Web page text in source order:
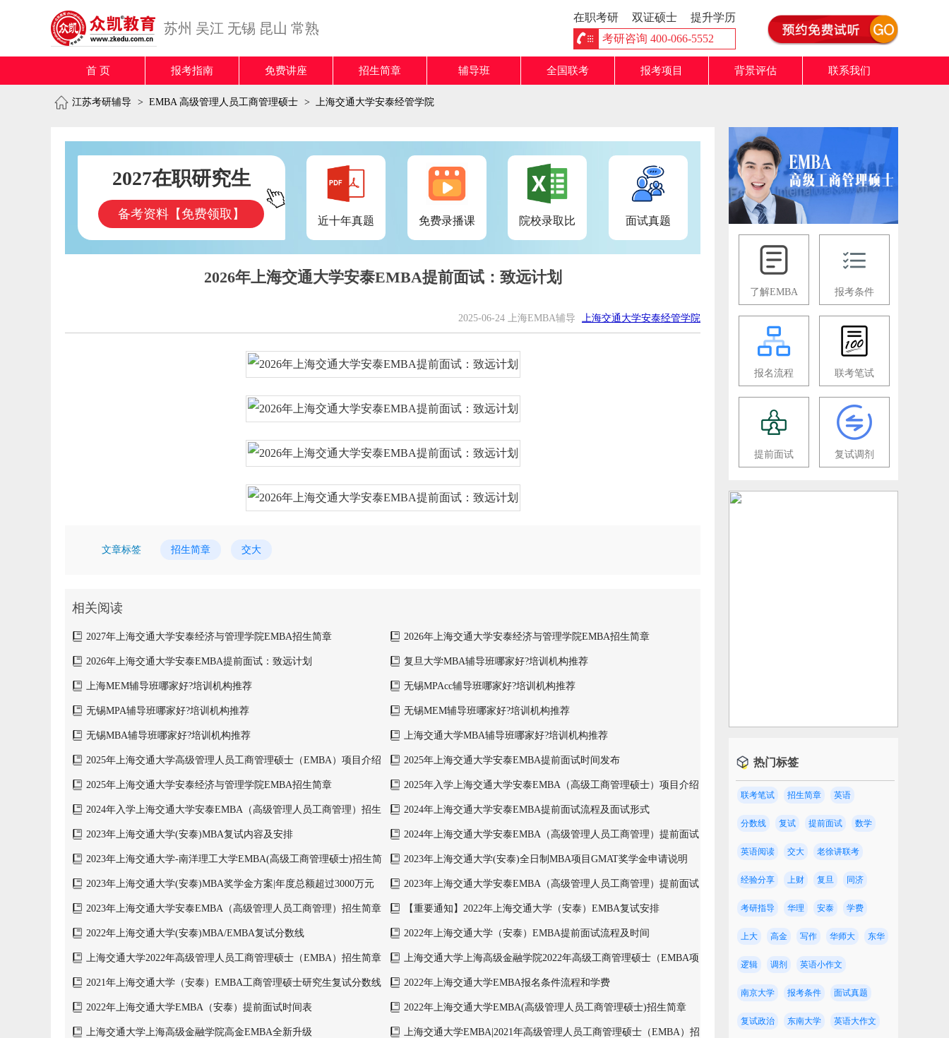
苏州 吴江 无锡 昆山 常熟
在职考研 双证硕士
提升学历
考研咨询 400-066-5552
首 页 报考指南 免费讲座 招生简章 辅导班 全国联考 报考项目 背景评估 联系我们
江苏考研辅导 > EMBA 高级管理人员工商管理硕士 > 上海交通大学安泰经管学院
2027在职研究生
备考资料【免费领取】 近十年真题 免费录播课 院校录取比 面试真题
2026年上海交通大学安泰EMBA提前面试：致远计划
2025-06-24 上海EMBA辅导 上海交通大学安泰经管学院
文章标签 招生简章 交大
相关阅读
2027年上海交通大学安泰经济与管理学院EMBA招生简章 2026年上海交通大学安泰经济与管理学院EMBA招生简章
2026年上海交通大学安泰EMBA提前面试：致远计划 复旦大学MBA辅导班哪家好?培训机构推荐
上海MEM辅导班哪家好?培训机构推荐 无锡MPAcc辅导班哪家好?培训机构推荐
无锡MPA辅导班哪家好?培训机构推荐 无锡MEM辅导班哪家好?培训机构推荐
无锡MBA辅导班哪家好?培训机构推荐 上海交通大学MBA辅导班哪家好?培训机构推荐
2025年上海交通大学高级管理人员工商管理硕士（EMBA）项目介绍 2025年上海交通大学安泰EMBA提前面试时间发布
2025年上海交通大学安泰经济与管理学院EMBA招生简章 2025年入学上海交通大学安泰EMBA（高级工商管理硕士）项目介绍
2024年入学上海交通大学安泰EMBA（高级管理人员工商管理）招生
2024年上海交通大学安泰EMBA提前面试流程及面试形式
2023年上海交通大学(安泰)MBA复试内容及安排
2024年上海交通大学安泰EMBA（高级管理人员工商管理）提前面试
2023年上海交通大学-南洋理工大学EMBA(高级工商管理硕士)招生简
2023年上海交通大学(安泰)全日制MBA项目GMAT奖学金申请说明
2023年上海交通大学(安泰)MBA奖学金方案|年度总额超过3000万元
2023年上海交通大学安泰EMBA（高级管理人员工商管理）提前面试
时间及形式
2023年上海交通大学安泰EMBA（高级管理人员工商管理）招生简章 【重要通知】2022年上海交通大学（安泰）EMBA复试安排
2022年上海交通大学(安泰)MBA/EMBA复试分数线 2022年上海交通大学（安泰）EMBA提前面试流程及时间
上海交通大学2022年高级管理人员工商管理硕士（EMBA）招生简章
上海交通大学上海高级金融学院2022年高级工商管理硕士（EMBA项
目）招生简章
2021年上海交通大学（安泰）EMBA工商管理硕士研究生复试分数线 2022年上海交通大学EMBA报名条件流程和学费
2022年上海交通大学EMBA（安泰）提前面试时间表 2022年上海交通大学EMBA(高级管理人员工商管理硕士)招生简章
上海交通大学上海高级金融学院高金EMBA全新升级
上海交通大学EMBA|2021年高级管理人员工商管理硕士（EMBA）招
了解EMBA 报考条件
报名流程 联考笔试
提前面试 复试调剂
热门标签
联考笔试 招生简章 英语
分数线 复试 提前面试 数学
英语阅读 交大 老徐讲联考
经验分享 上财 复旦 同济
考研指导 华理 安泰 学费
上大 高金 写作 华师大 东华
逻辑 调剂 英语小作文
南京大学 报考条件 面试真题
复试政治 东南大学 英语大作文